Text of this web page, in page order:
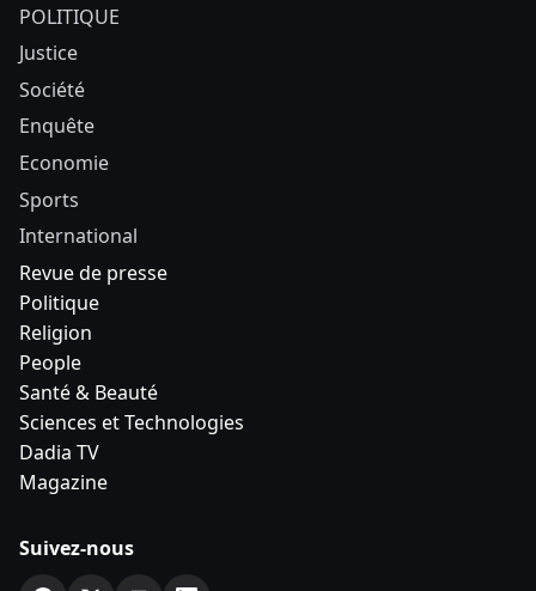
POLITIQUE
Justice
Société
Enquête
Economie
Sports
International
Revue de presse
Politique
Religion
People
Santé & Beauté
Sciences et Technologies
Dadia TV
Magazine
Suivez-nous